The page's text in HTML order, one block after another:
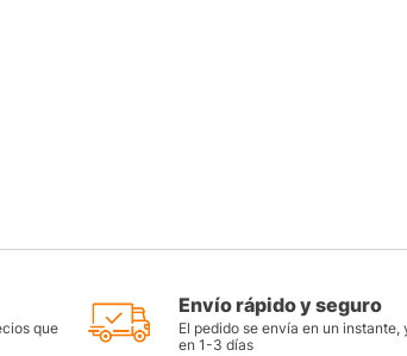
que
Envío rápido y seguro
El pedido se envía en un instante,
en 1-3 días